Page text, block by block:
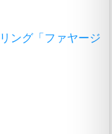
ング「ファヤージ